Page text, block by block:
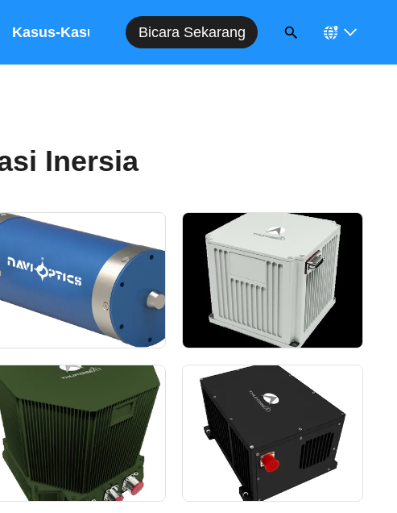
Kasus-Kasus Bicara Sekarang
Inersia